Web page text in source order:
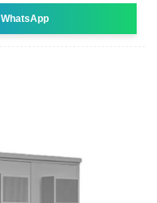
WhatsApp